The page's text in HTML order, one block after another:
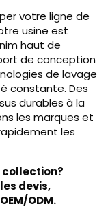
votre ligne de
usine est
haut de
de conception
de lavage
constante. Des
durables à la
les marques et
les
devis,
ODM.